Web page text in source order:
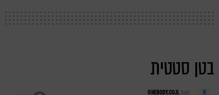
בטן סטטית
מאתONEBODY.CO.IL